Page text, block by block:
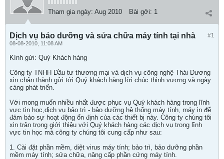
Tham gia ngày: Aug 2010 Bài gởi: 1
#1
Dịch vụ bảo dưỡng và sửa chữa máy tính tại nhà
08-08-2010, 11:08 AM
Kính gửi: Quý Khách hàng
Công ty TNHH Đầu tư thương mại và dịch vụ công nghệ Thái Dương
xin chân thành gửi tới Quý khách hàng lời chúc thịnh vượng và ngày
càng phát triển.
Với mong muốn nhiều nhất được phục vụ Quý khách hàng trong lĩnh
vực tin học,dịch vụ bảo trì - bảo dưỡng hệ thống máy tính, máy in để
đảm bảo sự hoạt động ổn định của các thiết bị này. Công ty chúng tôi
xin trân trọng giới thiệu với Quý khách hàng các dịch vụ trong lĩnh
vực tin học mà công ty chúng tôi cung cấp như sau:
1. Cài đặt phần mềm, diệt virus máy tính; bảo trì, bảo dưỡng phần
mềm máy tính; sửa chữa, nâng cấp phần cứng máy tính.